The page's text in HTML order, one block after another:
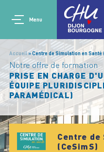
Aller au contenu principal
Main navigation
Menu
Accueil Centre de Simulation en Santé
Notre offre de formation
PRISE EN CHARGE
ÉQUIPE
PARAMÉDICAL)
Centre
(CeSimS)
Panneau de gestion des cookies